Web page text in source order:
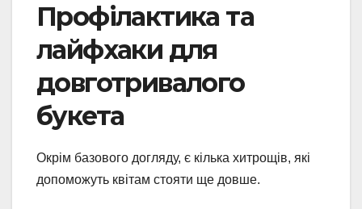
Профілактика та
лайфхаки для
довготривалого
букета
Окрім базового догляду, є кілька хитрощів, які
допоможуть квітам стояти ще довше.